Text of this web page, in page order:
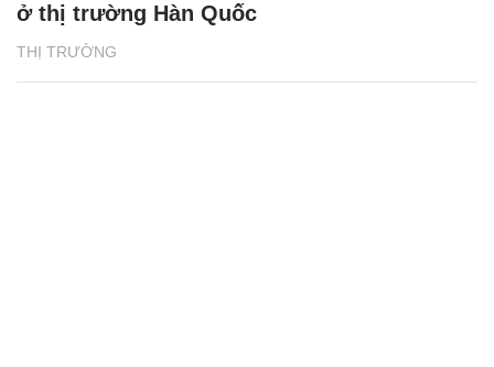
THỊ TRƯỜNG
ở thị trường Hàn Quốc